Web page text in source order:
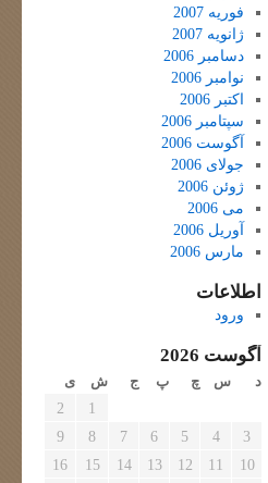
فوریه 2007
ژانویه 2007
دسامبر 2006
نوامبر 2006
اکتبر 2006
سپتامبر 2006
آگوست 2006
جولای 2006
ژوئن 2006
می 2006
آوریل 2006
مارس 2006
اطلاعات
ورود
آگوست 2026
د س چ پ ج ش ی
1
2
3
4
5
6
7
8
9
10
11
12
13
14
15
16